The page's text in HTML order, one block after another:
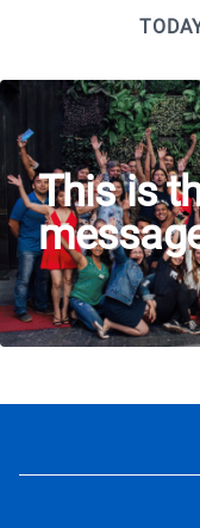
This is